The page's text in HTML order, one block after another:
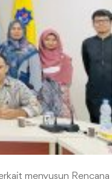
menyusun Rencana